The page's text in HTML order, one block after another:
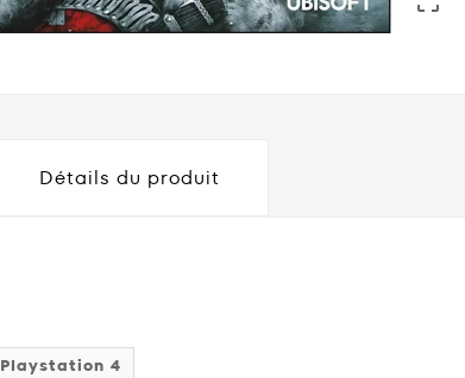
Détails du produit
Playstation 4